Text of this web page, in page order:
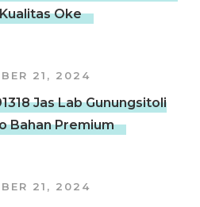
Oke
21, 2024
Jas Lab Gunungsitoli
Bahan Premium
21, 2024